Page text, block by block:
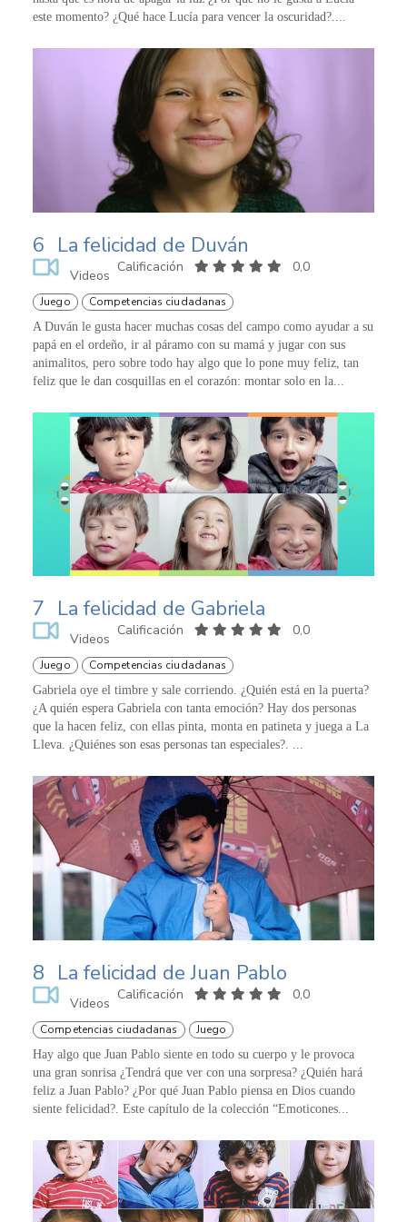
este momento? ¿Qué hace Lucía para vencer la oscuridad?....
6 La felicidad de Duván
Videos
Calificación 0,0
Juego Competencias ciudadanas
A Duván le gusta hacer muchas cosas del campo como ayudar a su
papá en el ordeño, ir al páramo con su mamá y jugar con sus
animalitos, pero sobre todo hay algo que lo pone muy feliz, tan
feliz que le dan cosquillas en el corazón: montar solo en la...
7 La felicidad de Gabriela
Videos
Calificación 0,0
Juego Competencias ciudadanas
Gabriela oye el timbre y sale corriendo. ¿Quién está en la puerta?
¿A quién espera Gabriela con tanta emoción? Hay dos personas
que la hacen feliz, con ellas pinta, monta en patineta y juega a La
Lleva. ¿Quiénes son esas personas tan especiales?. ...
8 La felicidad de Juan Pablo
Videos
Calificación 0,0
Competencias ciudadanas Juego
Hay algo que Juan Pablo siente en todo su cuerpo y le provoca
una gran sonrisa ¿Tendrá que ver con una sorpresa? ¿Quién hará
feliz a Juan Pablo? ¿Por qué Juan Pablo piensa en Dios cuando
siente felicidad?. Este capítulo de la colección “Emoticones...